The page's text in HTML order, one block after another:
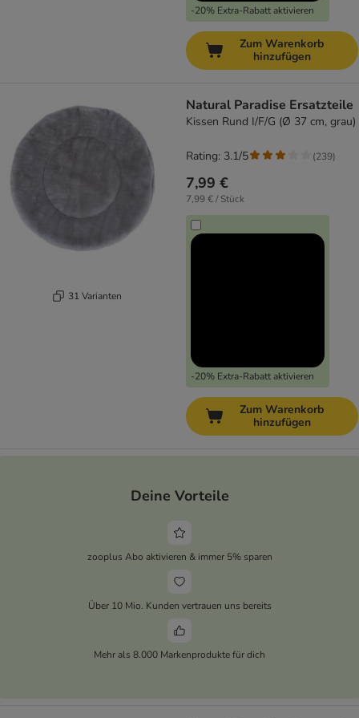
-20% Extra-Rabatt aktivieren
Zum Warenkorb
hinzufügen
31 Varianten
Natural Paradise Ersatzteile
Kissen Rund I/F/G (Ø 37 cm, grau)
7,99 €
7,99 € / Stück
-20% Extra-Rabatt aktivieren
Rating: 3.1/5 (239)
Zum Warenkorb
hinzufügen
Deine Vorteile
zooplus Abo aktivieren & immer 5% sparen
Über 10 Mio. Kunden vertrauen uns bereits
Mehr als 8.000 Markenprodukte für dich